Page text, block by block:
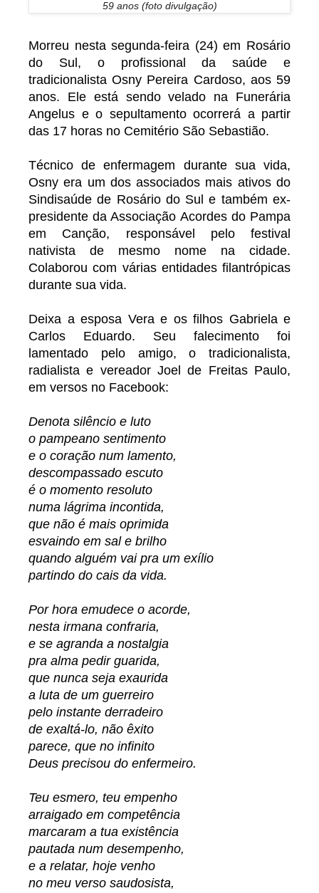
59 anos (foto divulgação)
Morreu nesta segunda-feira (24) em Rosário
do Sul, o profissional da saúde e
tradicionalista Osny Pereira Cardoso, aos 59
anos. Ele está sendo velado na Funerária
Angelus e o sepultamento ocorrerá a partir
das 17 horas no Cemitério São Sebastião.
Técnico de enfermagem durante sua vida,
Osny era um dos associados mais ativos do
Sindisaúde de Rosário do Sul e também ex-
presidente da Associação Acordes do Pampa
em Canção, responsável pelo festival
nativista de mesmo nome na cidade.
Colaborou com várias entidades filantrópicas
durante sua vida.
Deixa a esposa Vera e os filhos Gabriela e
Carlos Eduardo. Seu falecimento foi
lamentado pelo amigo, o tradicionalista,
radialista e vereador Joel de Freitas Paulo,
em versos no Facebook:
Denota silêncio e luto
o pampeano sentimento
e o coração num lamento,
descompassado escuto
é o momento resoluto
numa lágrima incontida,
que não é mais oprimida
esvaindo em sal e brilho
quando alguém vai pra um exílio
partindo do cais da vida.
Por hora emudece o acorde,
nesta irmana confraria,
e se agranda a nostalgia
pra alma pedir guarida,
que nunca seja exaurida
a luta de um guerreiro
pelo instante derradeiro
de exaltá-lo, não êxito
parece, que no infinito
Deus precisou do enfermeiro.
Teu esmero, teu empenho
arraigado em competência
marcaram a tua existência
pautada num desempenho,
e a relatar, hoje venho
no meu verso saudosista,